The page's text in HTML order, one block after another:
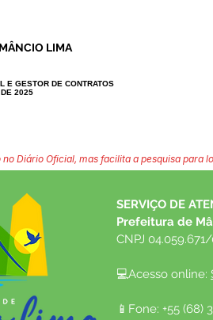
LIMA
E GESTOR DE CONTRATOS
DE 2025
Diário Oficial, mas facilita a pesquisa para
SERVIÇO DE
Prefeitura de
CNPJ
💻Acesso online:
📱Fone: +55 (68)